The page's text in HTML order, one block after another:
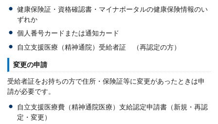
健康保険証・資格確認書・マイナポータルの健康保険情報のい
ずれか
個人番号カードまたは通知カード
自立支援医療（精神通院）受給者証 （再認定の方）
変更の申請
受給者証をお持ちの方で住所・保険証等に変更があったときは申
請が必要です。
自立支援医療費（精神通院医療）支給認定申請書（新規・再認
定・変更）